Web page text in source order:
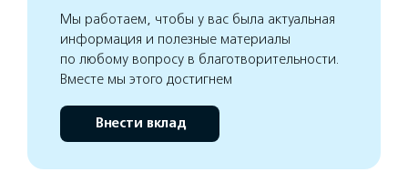
Мы работаем, чтобы у вас была актуальная
информация и полезные материалы
по любому вопросу в благотворительности.
Вместе мы этого достигнем
Внести вклад